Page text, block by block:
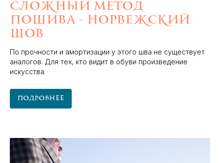
сложный метод
пошива - норвежский
шов
По прочности и амортизации у этого шва не существует
аналогов. Для тех, кто видит в обуви произведение
искусства.
Подробнее